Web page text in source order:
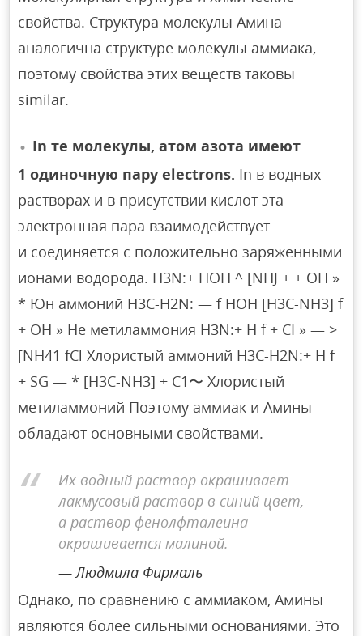
свойства. Структура молекулы Амина
аналогична структуре молекулы аммиака,
поэтому свойства этих веществ таковы
similar.
In те молекулы, атом азота имеют
1 одиночную пару electrons. In в водных
растворах и в присутствии кислот эта
электронная пара взаимодействует
и соединяется с положительно заряженными
ионами водорода. H3N:+ HOH ^ [NHJ + + OH »
* Юн аммоний H3C-H2N: — f HOH [H3C-NH3] f
+ OH » Не метиламмония H3N:+ H f + CI » — >
[NH41 fCl Хлористый аммоний H3C-H2N:+ H f
+ SG — * [H3C-NH3] + C1〜 Хлористый
метиламмоний Поэтому аммиак и Амины
обладают основными свойствами.
Их водный раствор окрашивает
лакмусовый раствор в синий цвет,
а раствор фенолфталеина
окрашивается малиной.
Людмила Фирмаль
Однако, по сравнению с аммиаком, Амины
являются более сильными основаниями. Это